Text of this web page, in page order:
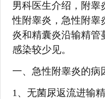
男科医生介绍，附睾
性附睾炎，急性附睾
炎和精囊炎沿输精管
感染较少见。
一、急性附睾炎的病
1、无菌尿返流进输